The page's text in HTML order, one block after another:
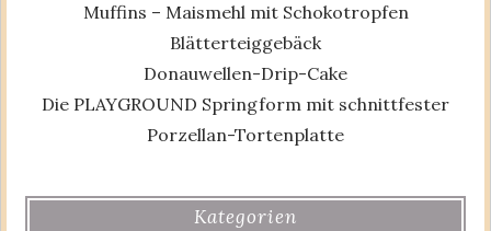
Muffins – Maismehl mit Schokotropfen
Blätterteiggebäck
Donauwellen-Drip-Cake
Die PLAYGROUND Springform mit schnittfester
Porzellan-Tortenplatte
Kategorien